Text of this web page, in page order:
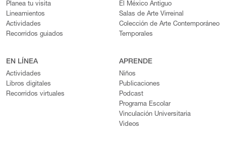
Planea tu visita
Lineamientos
Actividades
Recorridos guiados
El México Antiguo
Salas de Arte Virreinal
Colección de Arte Contemporáneo
Temporales
EN LÍNEA
Actividades
Libros digitales
Recorridos virtuales
APRENDE
Niños
Publicaciones
Podcast
Programa Escolar
Vinculación Universitaria
Videos